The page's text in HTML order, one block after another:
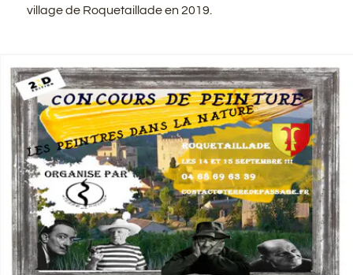
village de Roquetaillade en 2019.